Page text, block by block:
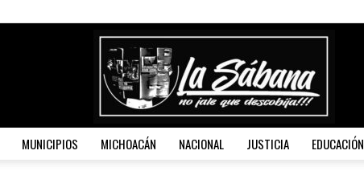
MUNICIPIOS MICHOACÁN NACIONAL JUSTICIA EDUCACIÓN